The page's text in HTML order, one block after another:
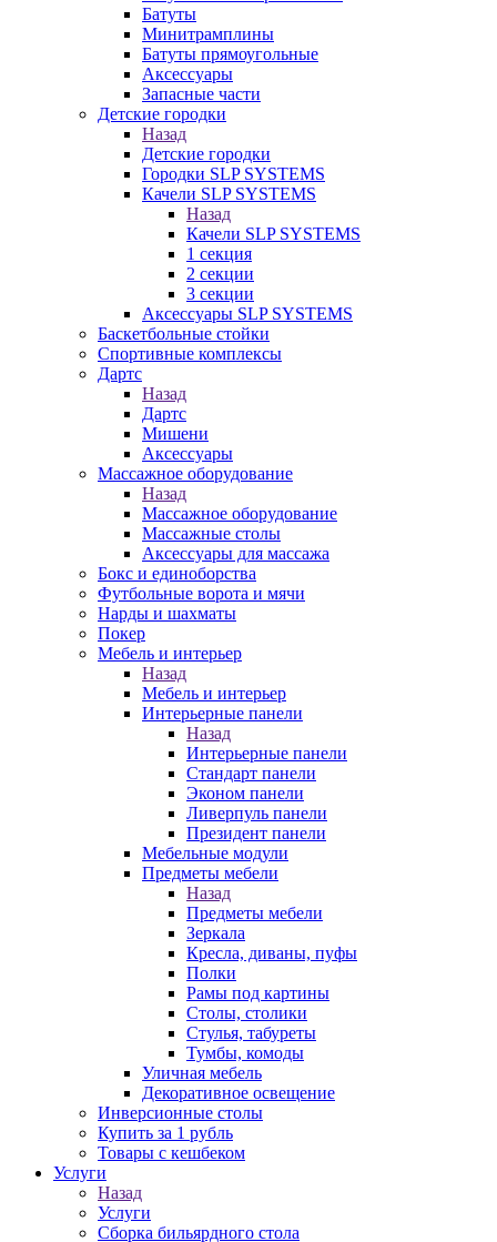
Батуты
Минитрамплины
Батуты прямоугольные
Аксессуары
Запасные части
Детские городки
Назад
Детские городки
Городки SLP SYSTEMS
Качели SLP SYSTEMS
Назад
Качели SLP SYSTEMS
1 секция
2 секции
3 секции
Аксессуары SLP SYSTEMS
Баскетбольные стойки
Спортивные комплексы
Дартс
Назад
Дартс
Мишени
Аксессуары
Массажное оборудование
Назад
Массажное оборудование
Массажные столы
Аксессуары для массажа
Бокс и единоборства
Футбольные ворота и мячи
Нарды и шахматы
Покер
Мебель и интерьер
Назад
Мебель и интерьер
Интерьерные панели
Назад
Интерьерные панели
Стандарт панели
Эконом панели
Ливерпуль панели
Президент панели
Мебельные модули
Предметы мебели
Назад
Предметы мебели
Зеркала
Кресла, диваны, пуфы
Полки
Рамы под картины
Столы, столики
Стулья, табуреты
Тумбы, комоды
Уличная мебель
Декоративное освещение
Инверсионные столы
Купить за 1 рубль
Товары с кешбеком
Услуги
Назад
Услуги
Сборка бильярдного стола